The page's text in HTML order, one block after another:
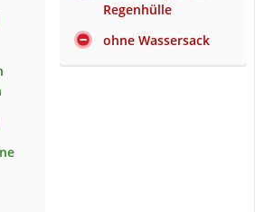
Regenhülle
ohne Wassersack